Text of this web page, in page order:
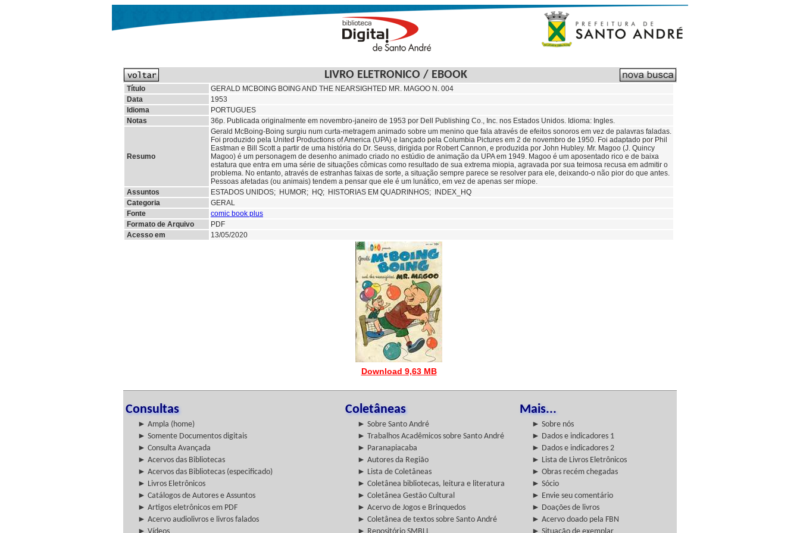
LIVRO ELETRONICO / EBOOK
Título
GERALD MCBOING BOING AND THE NEARSIGHTED MR. MAGOO N. 004
Data
1953
Idioma
PORTUGUES
Notas
36p. Publicada originalmente em novembro-janeiro de 1953 por Dell Publishing Co., Inc. nos Estados Unidos. Idioma: Ingles.
Resumo
Gerald McBoing-Boing surgiu num curta-metragem animado sobre um menino que fala através de efeitos sonoros em vez de palavras faladas.
Foi produzido pela United Productions of America (UPA) e lançado pela Columbia Pictures em 2 de novembro de 1950. Foi adaptado por Phil
Eastman e Bill Scott a partir de uma história do Dr. Seuss, dirigida por Robert Cannon, e produzida por John Hubley. Mr. Magoo (J. Quincy
Magoo) é um personagem de desenho animado criado no estúdio de animação da UPA em 1949. Magoo é um aposentado rico e de baixa
estatura que entra em uma série de situações cômicas como resultado de sua extrema miopia, agravada por sua teimosa recusa em admitir o
problema. No entanto, através de estranhas faixas de sorte, a situação sempre parece se resolver para ele, deixando-o não pior do que antes.
Pessoas afetadas (ou animais) tendem a pensar que ele é um lunático, em vez de apenas ser míope.
Assuntos
ESTADOS UNIDOS; HUMOR; HQ; HISTORIAS EM QUADRINHOS; INDEX_HQ
Categoria
GERAL
Fonte
comic book plus
Formato de Arquivo
PDF
Acesso em
13/05/2020
Download 9,63 MB
Consultas Coletâneas Mais...
► Ampla (home) ► Sobre Santo André
► Sobre nós
► Somente Documentos digitais
► Trabalhos Acadêmicos sobre Santo André
► Dados e indicadores 1
► Consulta Avançada
► Paranapiacaba
► Dados e indicadores 2
► Acervos das Bibliotecas
► Autores da Região
► Lista de Livros Eletrônicos
► Acervos das Bibliotecas (especificado)
► Lista de Coletâneas
► Obras recém chegadas
► Livros Eletrônicos
► Coletânea bibliotecas, leitura e literatura
► Sócio
► Catálogos de Autores e Assuntos
► Coletânea Gestão Cultural
► Envie seu comentário
► Artigos eletrônicos em PDF
► Acervo de Jogos e Brinquedos
► Doações de livros
► Acervo audiolivros e livros falados
► Coletânea de textos sobre Santo André
► Acervo doado pela FBN